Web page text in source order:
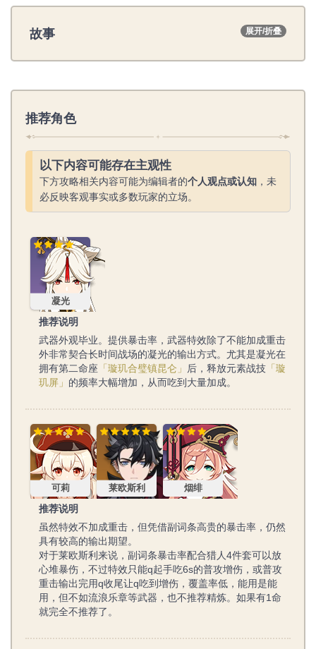
故事 展开/折叠
推荐角色
以下内容可能存在主观性
下方攻略相关内容可能为编辑者的个人观点或认知 ，未
必反映客观事实或多数玩家的立场。
凝光
凝光
推荐说明
武器外观毕业。提供暴击率，武器特效除了不能加成重击
外非常契合长时间战场的凝光的输出方式。尤其是凝光在
拥有第二命座 「璇玑合璧镇昆仑」 后，释放元素战技 「璇
玑屏」 的频率大幅增加，从而吃到大量加成。
可莉
可莉
莱欧斯利
莱欧斯利
烟绯
烟绯
推荐说明
虽然特效不加成重击，但凭借副词条高贵的暴击率，仍然
具有较高的输出期望。
对于莱欧斯利来说，副词条暴击率配合猎人4件套可以放
心堆暴伤，不过特效只能q起手吃6s的普攻增伤，或普攻
重击输出完用q收尾让q吃到增伤，覆盖率低，能用是能
用，但不如流浪乐章等武器，也不推荐精炼。如果有1命
就完全不推荐了。